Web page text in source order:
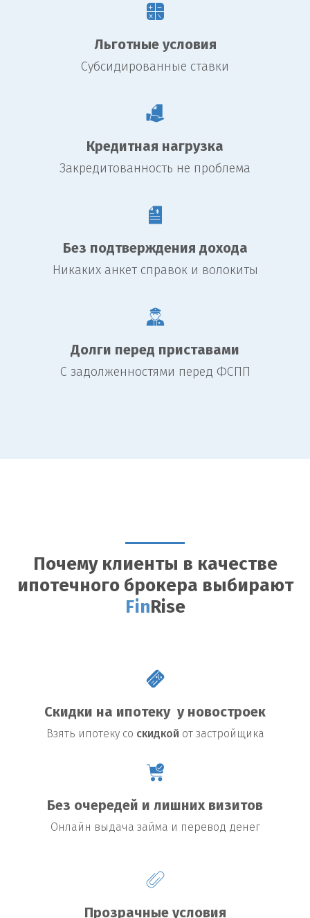
Льготные условия
Субсидированные ставки
Кредитная нагрузка
Закредитованность не проблема
Без подтверждения дохода
Никаких анкет справок и волокиты
Долги перед приставами
С задолженностями перед ФСПП
Почему клиенты в качестве
ипотечного брокера выбирают
Fin Rise
Скидки на ипотеку у новостроек
Взять ипотеку со скидкой от застройщика
Без очередей и лишних визитов
Онлайн выдача займа и перевод денег
Прозрачные условия